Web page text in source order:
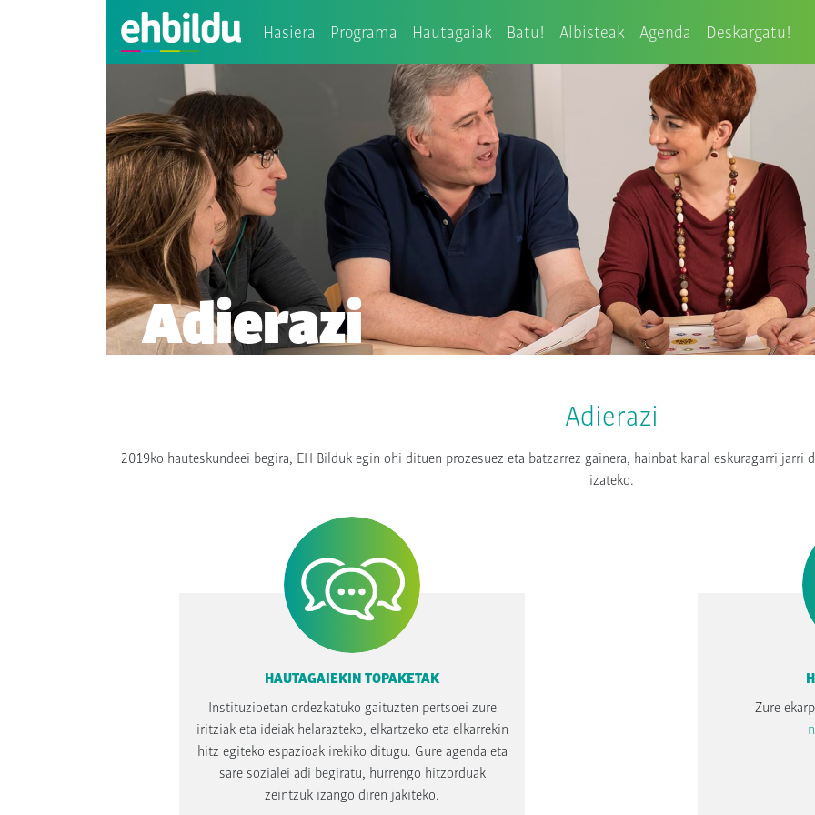
Hasiera Programa Hautagaiak Batu! Albisteak Agenda Deskargatu!
Adierazi
Adierazi
2019ko hauteskundeei begira, EH Bilduk egin ohi dituen prozesuez eta batzarrez gainera, hainbat kanal eskuragarri
izateko.
HAUTAGAIEKIN TOPAKETAK
Instituzioetan ordezkatuko gaituzten pertsoei zure
iritziak eta ideiak helarazteko, elkartzeko eta elkarrekin
hitz egiteko espazioak irekiko ditugu. Gure agenda eta
sare sozialei adi begiratu, hurrengo hitzorduak
zeintzuk izango diren jakiteko.
Zure